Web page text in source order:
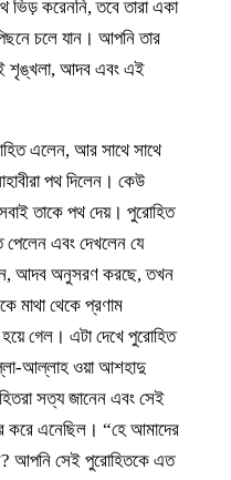
ভিড় করেননি, তবে তারা একা
চলে যান। আপনি তার
শৃঙ্খলা, আদব এবং এই
এলেন, আর সাথে সাথে
পথ দিলেন। কেউ
তাকে পথ দেয়। পুরোহিত
পেলেন এবং দেখলেন যে
আদব অনুসরণ করছে, তখন
মাথা থেকে প্রণাম
গেল। এটা দেখে পুরোহিত
আল্লাহ ওয়া আশহাদু
সত্য জানেন এবং সেই
করে এনেছিল। “হে আমাদের
আপনি সেই পুরোহিতকে এত